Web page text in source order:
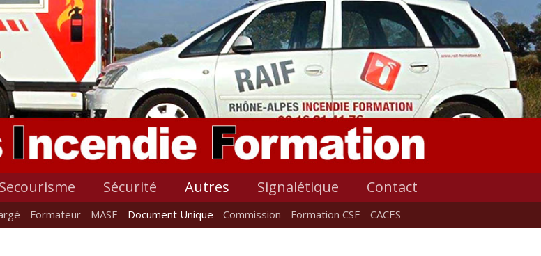
Secourisme Sécurité Autres
Formateur MASE Document Unique Commission Formation CSE CACES
Signalétique Contact